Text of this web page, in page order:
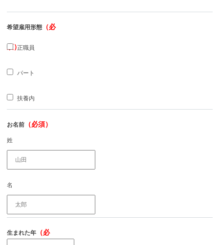
希望雇用形態（必
須）正職員
パート
扶養内
お名前（必須）
姓
名
生まれた年（必